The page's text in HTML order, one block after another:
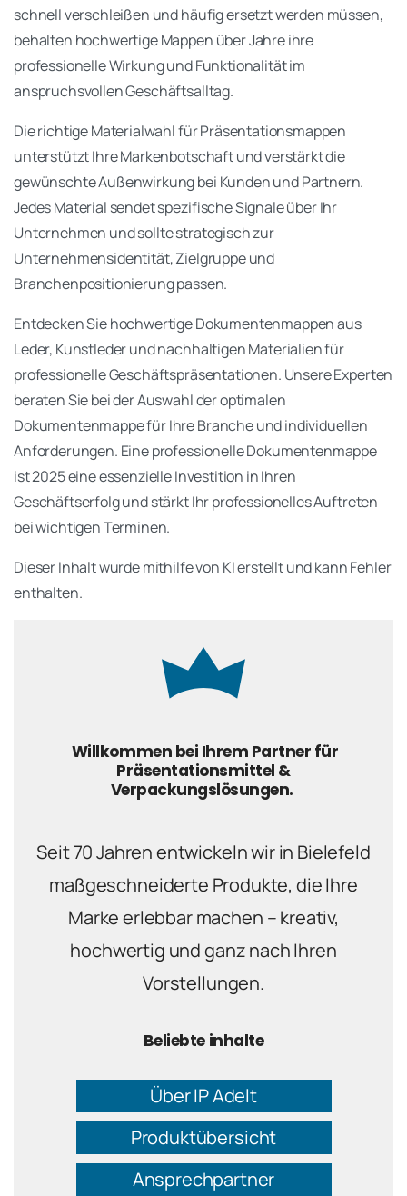
schnell verschleißen und häufig ersetzt werden müssen,
behalten hochwertige Mappen über Jahre ihre
professionelle Wirkung und Funktionalität im
anspruchsvollen Geschäftsalltag.
Die richtige Materialwahl für Präsentationsmappen
unterstützt Ihre Markenbotschaft und verstärkt die
gewünschte Außenwirkung bei Kunden und Partnern.
Jedes Material sendet spezifische Signale über Ihr
Unternehmen und sollte strategisch zur
Unternehmensidentität, Zielgruppe und
Branchenpositionierung passen.
Entdecken Sie hochwertige Dokumentenmappen aus
Leder, Kunstleder und nachhaltigen Materialien für
professionelle Geschäftspräsentationen. Unsere Experten
beraten Sie bei der Auswahl der optimalen
Dokumentenmappe für Ihre Branche und individuellen
Anforderungen. Eine professionelle Dokumentenmappe
ist 2025 eine essenzielle Investition in Ihren
Geschäftserfolg und stärkt Ihr professionelles Auftreten
bei wichtigen Terminen.
Dieser Inhalt wurde mithilfe von KI erstellt und kann Fehler
enthalten.
Willkommen bei Ihrem Partner für
Präsentationsmittel &
Verpackungslösungen.
Seit 70 Jahren entwickeln wir in Bielefeld
maßgeschneiderte Produkte, die Ihre
Marke erlebbar machen – kreativ,
hochwertig und ganz nach Ihren
Vorstellungen.
Beliebte inhalte
Über IP Adelt
Produktübersicht
Ansprechpartner